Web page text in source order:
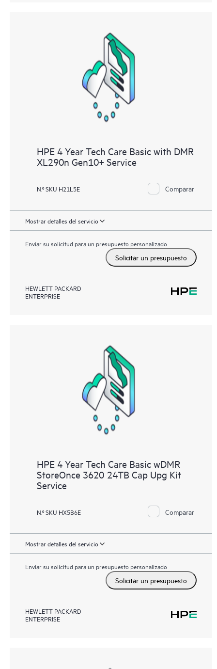
HPE 4 Year Tech Care Basic with DMR
XL290n Gen10+ Service
N.º SKU H21L5E Comparar
Mostrar detalles del servicio
Enviar su solicitud para un presupuesto personalizado
Solicitar un presupuesto
HEWLETT PACKARD
ENTERPRISE
HPE 4 Year Tech Care Basic wDMR
StoreOnce 3620 24TB Cap Upg Kit
Service
N.º SKU HX5B6E Comparar
Mostrar detalles del servicio
Enviar su solicitud para un presupuesto personalizado
Solicitar un presupuesto
HEWLETT PACKARD
ENTERPRISE